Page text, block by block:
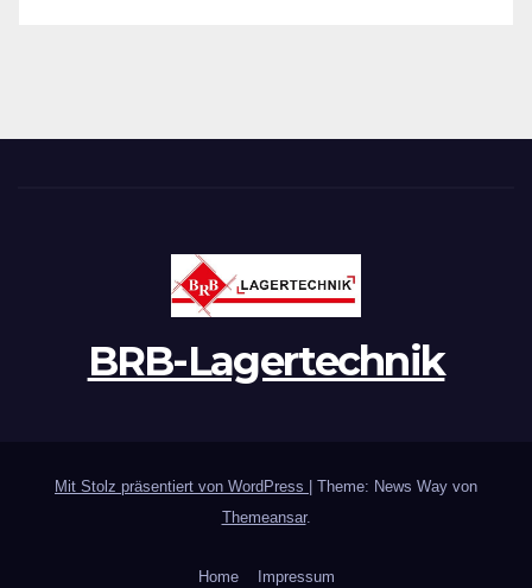
BRB-Lagertechnik
Mit Stolz präsentiert von WordPress
Theme: News Way von
Themeansar.
Home Impressum